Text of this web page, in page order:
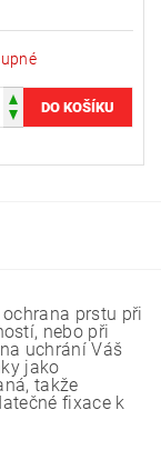
prstu při
nebo při
uchrání Váš
jako
takže
fixace k